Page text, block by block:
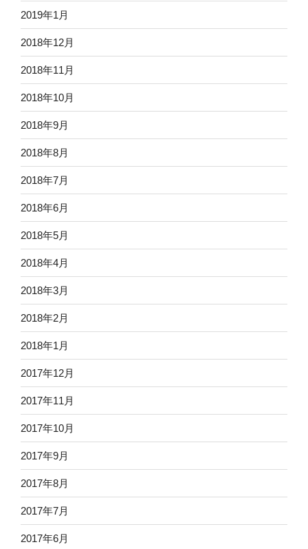
2019年1月
2018年12月
2018年11月
2018年10月
2018年9月
2018年8月
2018年7月
2018年6月
2018年5月
2018年4月
2018年3月
2018年2月
2018年1月
2017年12月
2017年11月
2017年10月
2017年9月
2017年8月
2017年7月
2017年6月